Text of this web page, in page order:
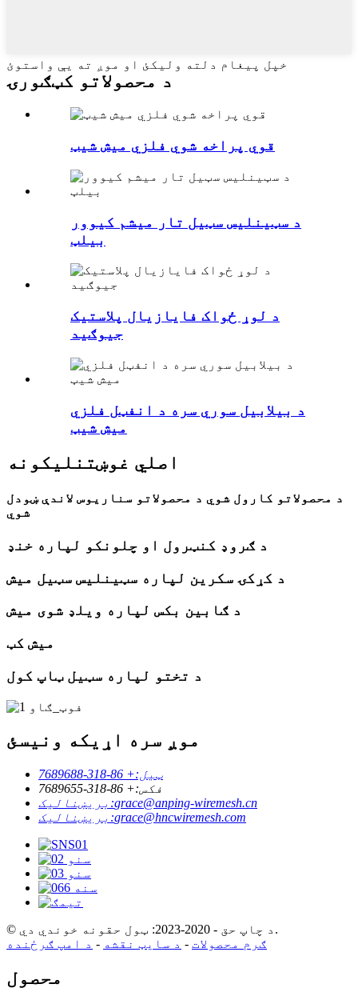
خپل پیغام دلته ولیکئ او موږ ته یې واستوئ
د محصولاتو کټګورۍ
قوي پراخه شوي فلزي میش شیټ
د سټینلیس سټیل تار میشم کیوور
بیلټ
د لوړ ځواک فایازیال پلاستيک
جیوګید
د بیلابیل سوري سره د انفټل فلزي
میش شیټ
اصلي غوښتنلیکونه
د محصولاتو کارول شوي د محصولاتو سناریوس لاندې ښودل
شوي
د ګروډ کنټرول او چلونکو لپاره خنډ
د کړکۍ سکرین لپاره سټینلیس سټیل میش
د ګابین بکس لپاره ویلډ شوی میش
میش کټ
د تختو لپاره سټیل ټاپ کول
موږ سره اړیکه ونیسئ
ټیل:+ 86-318-7689688
فکس:+ 86-318-7689655
بریښنالیک:grace@anping-wiremesh.cn
بریښنالیک:grace@hncwiremesh.com
© د چاپ حق - 2020-2023: ټول حقونه خوندي دي.
ګرم محصولات - د سایټ نقشه - د امپ ګرځنده
محصول